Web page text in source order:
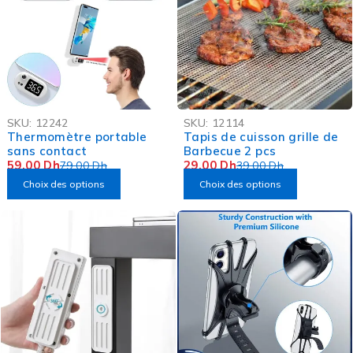
OFFRE FLASH
SKU: 12242
Thermomètre portable
sans contact
79,00Dh
59,00 Dh
Choix des options
SKU: 12114
Tapis de cuisson grille de
Barbecue 2 pcs
39,00Dh
29,00 Dh
Choix des options